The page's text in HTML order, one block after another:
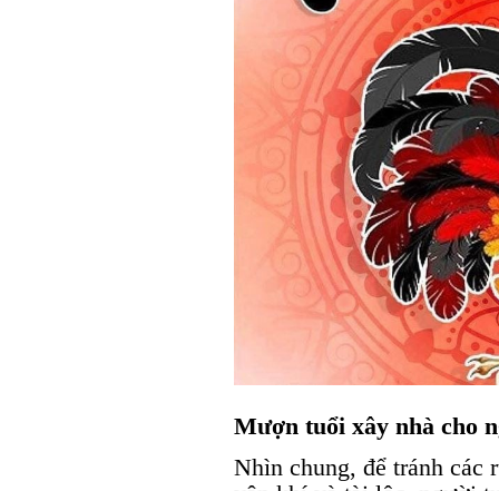
Mượn tuổi xây nhà cho
Nhìn chung, để tránh các